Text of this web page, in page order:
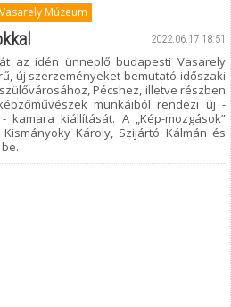
Vasarely Múzeum
2022.06.17 18:51
az idén ünneplő budapesti Vasarely
új szerzeményeket bemutató időszaki
Pécshez, illetve részben
munkáiból rendezi új -
kamara kiállítását. A „Kép-mozgások”
Károly, Szijártó Kálmán és